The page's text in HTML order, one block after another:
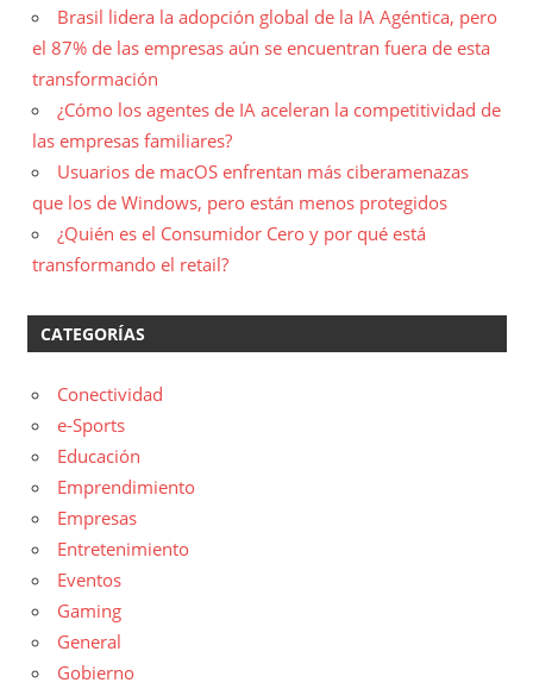
Brasil lidera la adopción global de la IA Agéntica, pero
el 87% de las empresas aún se encuentran fuera de esta
transformación
¿Cómo los agentes de IA aceleran la competitividad de
las empresas familiares?
Usuarios de macOS enfrentan más ciberamenazas
que los de Windows, pero están menos protegidos
¿Quién es el Consumidor Cero y por qué está
transformando el retail?
CATEGORÍAS
Conectividad
e-Sports
Educación
Emprendimiento
Empresas
Entretenimiento
Eventos
Gaming
General
Gobierno